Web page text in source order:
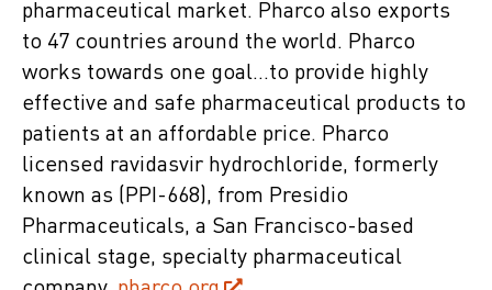
pharmaceutical market. Pharco also exports
to 47 countries around the world. Pharco
works towards one goal…to provide highly
effective and safe pharmaceutical products to
patients at an affordable price. Pharco
licensed ravidasvir hydrochloride, formerly
known as (PPI-668), from Presidio
Pharmaceuticals, a San Francisco-based
clinical stage, specialty pharmaceutical